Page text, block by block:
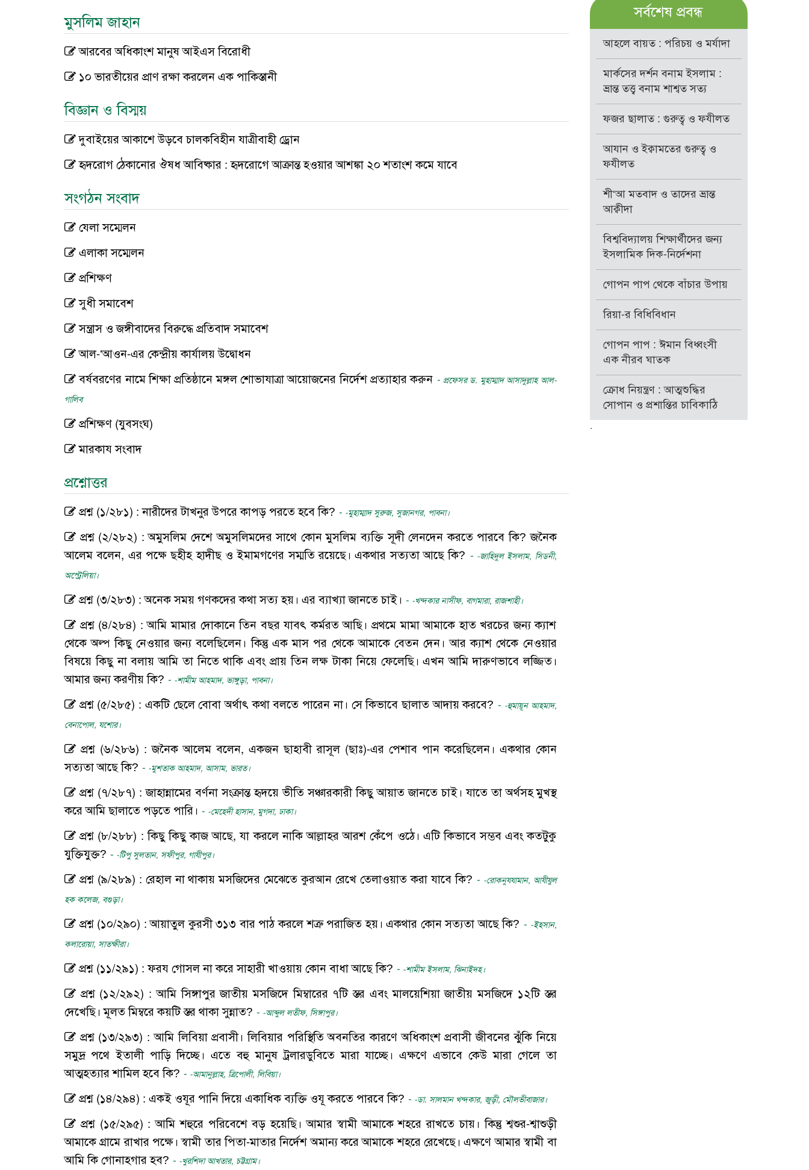
মুসলিম জাহান
আরবের অধিকাংশ মানুষ আইএস বিরোধী
১০ ভারতীয়ের প্রাণ রক্ষা করলেন এক পাকিস্তানী
বিজ্ঞান ও বিস্ময়
দুবাইয়ের আকাশে উড়বে চালকবিহীন যাত্রীবাহী ড্রোন
হৃদরোগ ঠেকানোর ঔষধ আবিষ্কার : হৃদরোগে আক্রান্ত হওয়ার আশঙ্কা ২০ শতাংশ কমে যাবে
সংগঠন সংবাদ
যেলা সম্মেলন
এলাকা সম্মেলন
প্রশিক্ষণ
সুধী সমাবেশ
সন্ত্রাস ও জঙ্গীবাদের বিরুদ্ধে প্রতিবাদ সমাবেশ
আল-‘আওন-এর কেন্দ্রীয় কার্যালয় উদ্বোধন
বর্ষবরণের নামে শিক্ষা প্রতিষ্ঠানে মঙ্গল শোভাযাত্রা আয়োজনের নির্দেশ প্রত্যাহার করুন -প্রফেসর ড. মুহাম্মাদ আসাদুল্লাহ আল-
গালিব
প্রশিক্ষণ (যুবসংঘ)
মারকায সংবাদ
প্রশ্নোত্তর
প্রশ্ন (১/২৮১) : নারীদের টাখনুর উপরে কাপড় পরতে হবে কি? - -মুহাম্মাদ সুরুজ, সুজানগর, পাবনা।
প্রশ্ন (২/২৮২) : অমুসলিম দেশে অমুসলিমদের সাথে কোন মুসলিম ব্যক্তি সূদী লেনদেন করতে পারবে কি? জনৈক
আলেম বলেন, এর পক্ষে ছহীহ হাদীছ ও ইমামগণের সম্মতি রয়েছে। একথার সত্যতা আছে কি? - -জাহিদুল ইসলাম, সিডনী,
অস্ট্রেলিয়া।
প্রশ্ন (৩/২৮৩) : অনেক সময় গণকদের কথা সত্য হয়। এর ব্যাখ্যা জানতে চাই। - -খন্দকার নাসীফ, বাগমারা, রাজশাহী।
প্রশ্ন (৪/২৮৪) : আমি মামার দোকানে তিন বছর যাবৎ কর্মরত আছি। প্রথমে মামা আমাকে হাত খরচের জন্য ক্যাশ
থেকে অল্প কিছু নেওয়ার জন্য বলেছিলেন। কিন্তু এক মাস পর থেকে আমাকে বেতন দেন। আর ক্যাশ থেকে নেওয়ার
বিষয়ে কিছু না বলায় আমি তা নিতে থাকি এবং প্রায় তিন লক্ষ টাকা নিয়ে ফেলেছি। এখন আমি দারুণভাবে লজ্জিত।
আমার জন্য করণীয় কি? - -শামীম আহমাদ, ভাঙ্গুড়া, পাবনা।
প্রশ্ন (৫/২৮৫) : একটি ছেলে বোবা অর্থাৎ কথা বলতে পারেন না। সে কিভাবে ছালাত আদায় করবে? - -হুমায়ূন আহমাদ,
বেনাপোল, যশোর।
প্রশ্ন (৬/২৮৬) : জনৈক আলেম বলেন, একজন ছাহাবী রাসূল (ছাঃ)-এর পেশাব পান করেছিলেন। একথার কোন
সত্যতা আছে কি? - -মুশতাক আহমাদ, আসাম, ভারত।
প্রশ্ন (৭/২৮৭) : জাহান্নামের বর্ণনা সংক্রান্ত হৃদয়ে ভীতি সঞ্চারকারী কিছু আয়াত জানতে চাই। যাতে তা অর্থসহ মুখস্থ
করে আমি ছালাতে পড়তে পারি। - -মেহেদী হাসান, মুগদা, ঢাকা।
প্রশ্ন (৮/২৮৮) : কিছু কিছু কাজ আছে, যা করলে নাকি আল্লাহর আরশ কেঁপে ওঠে। এটি কিভাবে সম্ভব এবং কতটুকু
যুক্তিযুক্ত? - -টিপু সুলতান, সফীপুর, গাযীপুর।
প্রশ্ন (৯/২৮৯) : রেহাল না থাকায় মসজিদের মেঝেতে কুরআন রেখে তেলাওয়াত করা যাবে কি? - -রোকনুযযামান, আযীযুল
হক কলেজ, বগুড়া।
প্রশ্ন (১০/২৯০) : আয়াতুল কুরসী ৩১৩ বার পাঠ করলে শত্রু পরাজিত হয়। একথার কোন সত্যতা আছে কি? - -ইহসান,
কলারোয়া, সাতক্ষীরা।
প্রশ্ন (১১/২৯১) : ফরয গোসল না করে সাহারী খাওয়ায় কোন বাধা আছে কি? - -শামীম ইসলাম, ঝিনাইদহ।
প্রশ্ন (১২/২৯২) : আমি সিঙ্গাপুর জাতীয় মসজিদে মিম্বারের ৭টি স্তর এবং মালয়েশিয়া জাতীয় মসজিদে ১২টি স্তর
দেখেছি। মূলত মিম্বরে কয়টি স্তর থাকা সুন্নাত? - -আব্দুল লতীফ, সিঙ্গাপুর।
প্রশ্ন (১৩/২৯৩) : আমি লিবিয়া প্রবাসী। লিবিয়ার পরিস্থিতি অবনতির কারণে অধিকাংশ প্রবাসী জীবনের ঝুঁকি নিয়ে
সমুদ্র পথে ইতালী পাড়ি দিচ্ছে। এতে বহু মানুষ ট্রলারডুবিতে মারা যাচ্ছে। এক্ষণে এভাবে কেউ মারা গেলে তা
আত্মহত্যার শামিল হবে কি? - -আমানুল্লাহ, ত্রিপোলী, লিবিয়া।
প্রশ্ন (১৪/২৯৪) : একই ওযূর পানি দিয়ে একাধিক ব্যক্তি ওযূ করতে পারবে কি? - -ডা. সালমান খন্দকার, জুড়ী, মৌলভীবাজার।
প্রশ্ন (১৫/২৯৫) : আমি শহুরে পরিবেশে বড় হয়েছি। আমার স্বামী আমাকে শহরে রাখতে চায়। কিন্তু শ্বশুর-শ্বাশুড়ী
আমাকে গ্রামে রাখার পক্ষে। স্বামী তার পিতা-মাতার নির্দেশ অমান্য করে আমাকে শহরে রেখেছে। এক্ষণে আমার স্বামী বা
আমি কি গোনাহগার হব? - -খুরশিদা আখতার, চট্টগ্রাম।
সর্বশেষ প্রবন্ধ
আহলে বায়ত : পরিচয় ও মর্যাদা
মার্কসের দর্শন বনাম ইসলাম :
ভ্রান্ত তত্ত্ব বনাম শাশ্বত সত্য
ফজর ছালাত : গুরুত্ব ও ফযীলত
আযান ও ইক্বামতের গুরুত্ব ও
ফযীলত
শী‘আ মতবাদ ও তাদের ভ্রান্ত
আক্বীদা
বিশ্ববিদ্যালয় শিক্ষার্থীদের জন্য
ইসলামিক দিক-নির্দেশনা
গোপন পাপ থেকে বাঁচার উপায়
রিয়া-র বিধিবিধান
গোপন পাপ : ঈমান বিধ্বংসী
এক নীরব ঘাতক
ক্রোধ নিয়ন্ত্রণ : আত্মশুদ্ধির
সোপান ও প্রশান্তির চাবিকাঠি
.